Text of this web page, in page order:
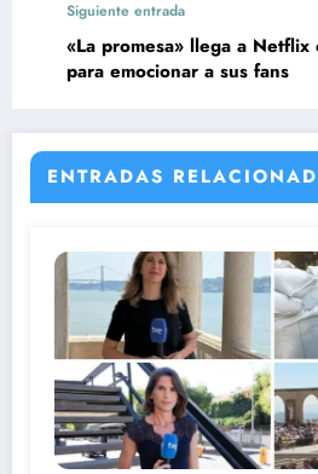
Siguiente entrada
«La promesa» llega a
para emocionar a sus fans
ENTRADAS